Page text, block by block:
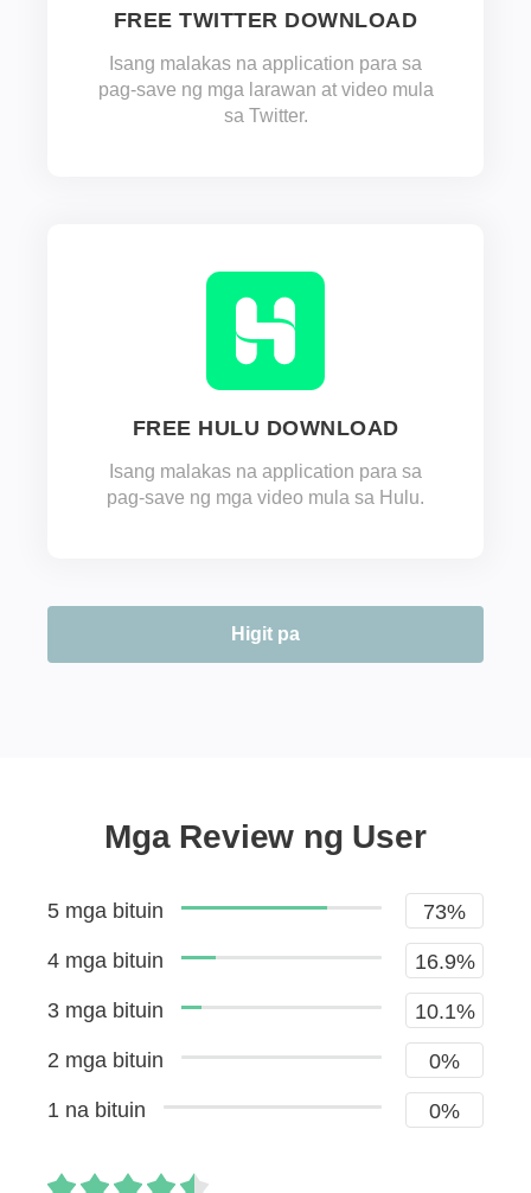
FREE TWITTER DOWNLOAD
Isang malakas na application para sa
pag-save ng mga larawan at video mula
sa Twitter.
FREE HULU DOWNLOAD
Isang malakas na application para sa
pag-save ng mga video mula sa Hulu.
Higit pa
Mga Review ng User
5 mga bituin 73%
4 mga bituin 16.9%
3 mga bituin 10.1%
2 mga bituin 0%
1 na bituin 0%